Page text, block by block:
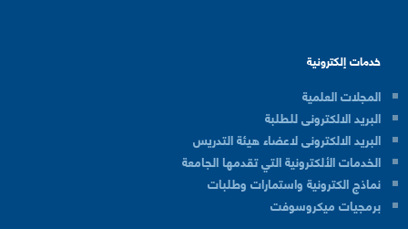
خدمات إلكترونية
المجلات العلمية
البريد الالكترونى للطلبة
البريد الالكترونى لاعضاء هيئة التدريس
الخدمات الألكترونية التي تقدمها الجامعة
نماذج الكترونية واستمارات وطلبات
برمجيات ميكروسوفت